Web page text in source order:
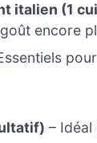
italien (1
encore
–